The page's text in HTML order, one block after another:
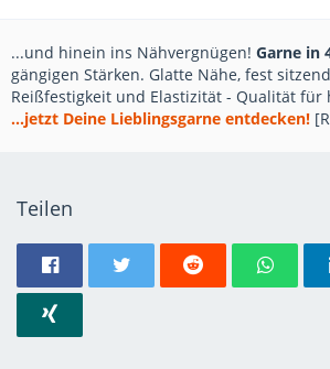
...und hinein ins Nähvergnügen! Garne in
gängigen Stärken. Glatte Nähe, fest
Reißfestigkeit und Elastizität - Qualität für
...jetzt Deine Lieblingsgarne entdecken!
Teilen